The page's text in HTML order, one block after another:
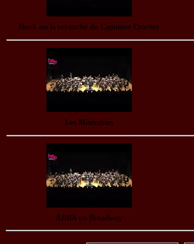
Hook ou la revanche du Capitaine Crochet
Les Misérables
ABBA on Broadway